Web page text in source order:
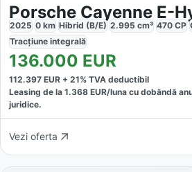
Porsche Cayenne E-
2025 0 km Hibrid (B/E) 2.995 cm³ 470 CP
Tracțiune integrală
136.000 EUR
112.397 EUR + 21% TVA deductibil
Leasing de la 1.368 EUR/luna cu dobăndă
juridice.
Vezi oferta